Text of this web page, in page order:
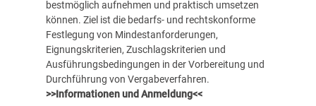
bestmöglich aufnehmen und praktisch umsetzen
können. Ziel ist die bedarfs- und rechtskonforme
Festlegung von Mindestanforderungen,
Eignungskriterien, Zuschlagskriterien und
Ausführungsbedingungen in der Vorbereitung und
Durchführung von Vergabeverfahren.
>>Informationen und Anmeldung<<